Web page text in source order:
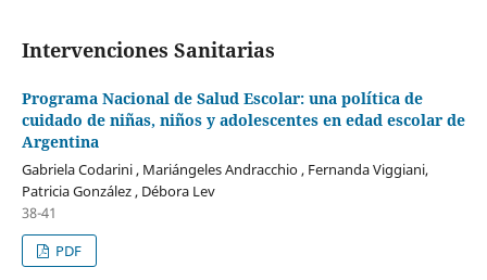
Intervenciones Sanitarias
Programa Nacional de Salud Escolar: una política de
cuidado de niñas, niños y adolescentes en edad escolar de
Argentina
Gabriela Codarini , Mariángeles Andracchio , Fernanda Viggiani,
Patricia González , Débora Lev
38-41
PDF